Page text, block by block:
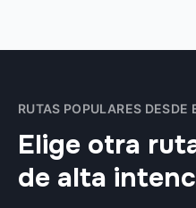
RUTAS POPULARES DESDE
Elige otra
de alta